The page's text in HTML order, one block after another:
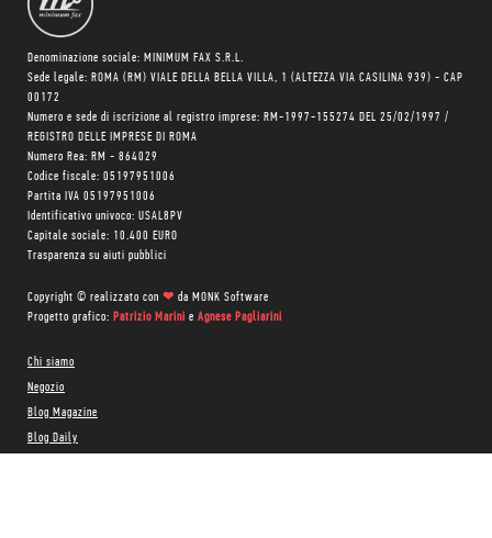
Denominazione sociale: MINIMUM FAX S.R.L.
Sede legale: ROMA (RM) VIALE DELLA BELLA VILLA, 1 (ALTEZZA VIA CASILINA 939) - CAP
00172
Numero e sede di iscrizione al registro imprese: RM-1997-155274 DEL 25/02/1997 /
REGISTRO DELLE IMPRESE DI ROMA
Numero Rea: RM - 864029
Codice fiscale: 05197951006
Partita IVA 05197951006
Identificativo univoco: USAL8PV
Capitale sociale: 10.400 EURO
Trasparenza su aiuti pubblici
Copyright © realizzato con ❤ da MONK Software
Progetto grafico: Patrizio Marini e Agnese Pagliarini
Chi siamo
Negozio
Blog Magazine
Blog Daily